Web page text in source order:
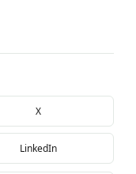
X
LinkedIn